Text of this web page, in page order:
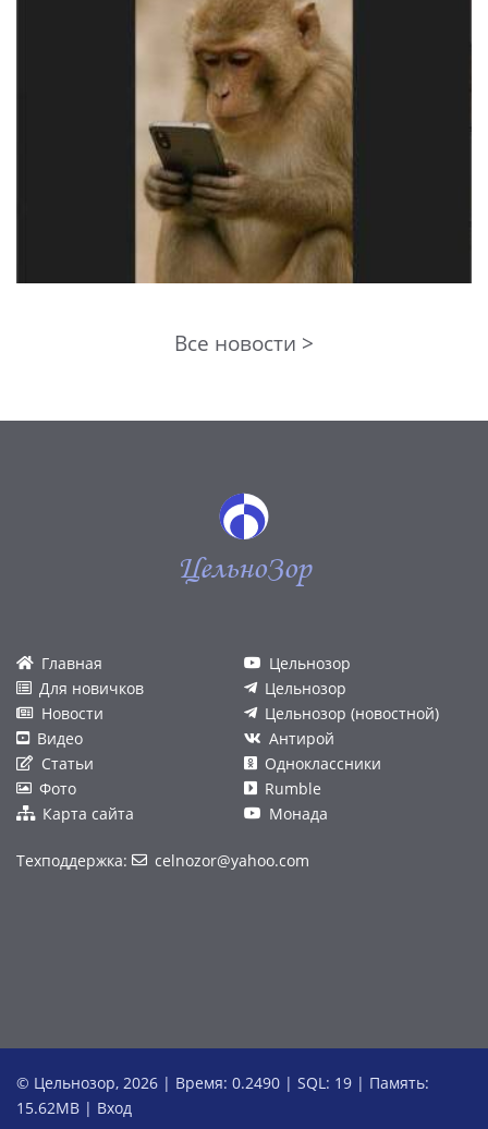
Все новости >
ЦельноЗор
Главная
Для новичков
Новости
Видео
Статьи
Фото
Карта сайта
Цельнозор
Цельнозор
Цельнозор (новостной)
Антирой
Одноклассники
Rumble
Монада
Техподдержка: celnozor@yahoo.com
© Цельнозор, 2026 | Время: 0.2490 | SQL: 19 | Память:
15.62MB | Вход